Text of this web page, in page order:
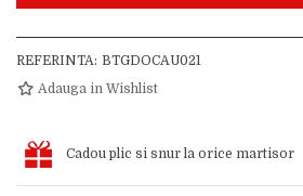
REFERINTA: BTGDOCAU021
Adauga in Wishlist
Cadou plic si snur la orice martisor